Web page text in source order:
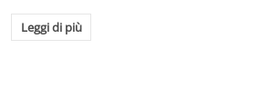
Leggi di più